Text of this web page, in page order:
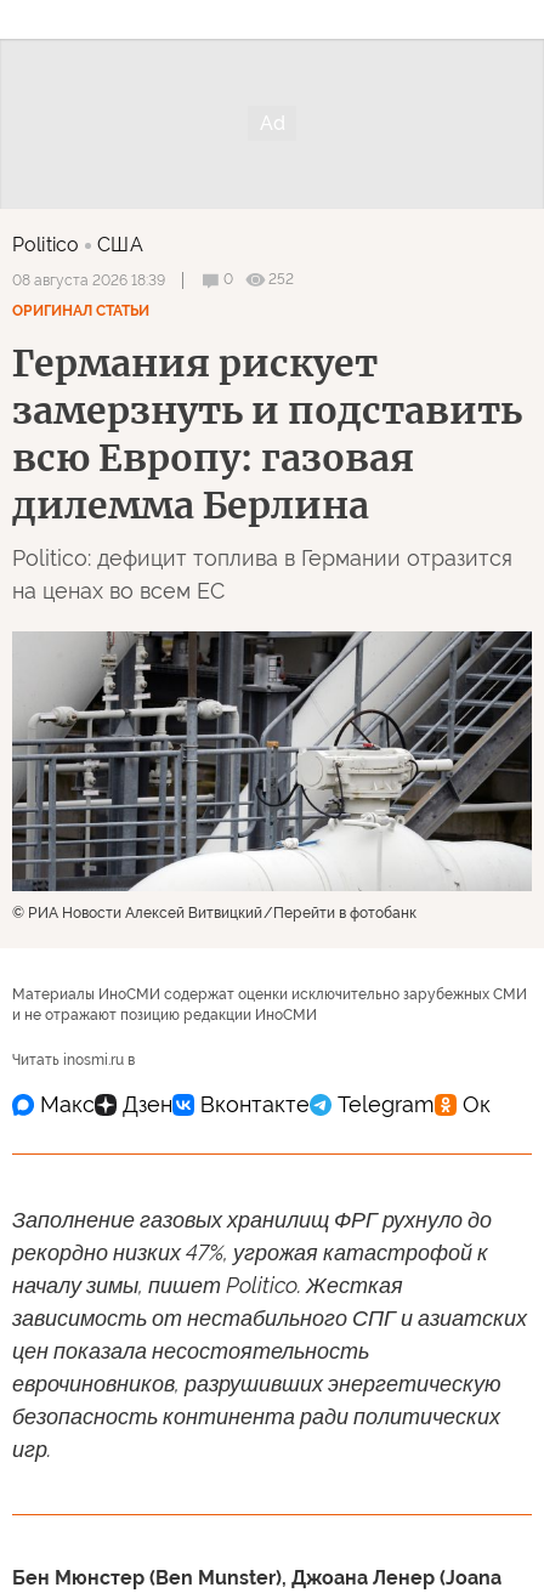
Politico США
08 августа 2026 18:39 0
252
ОРИГИНАЛ СТАТЬИ
Германия рискует
замерзнуть и подставить
всю Европу: газовая
дилемма Берлина
Politico: дефицит топлива в Германии отразится
на ценах во всем ЕС
© РИА Новости Алексей Витвицкий Перейти в фотобанк
Материалы ИноСМИ содержат оценки исключительно зарубежных СМИ
и не отражают позицию редакции ИноСМИ
Читать inosmi.ru в
Заполнение газовых хранилищ ФРГ рухнуло до
рекордно низких 47%, угрожая катастрофой к
началу зимы, пишет Politico. Жесткая
зависимость от нестабильного СПГ и азиатских
цен показала несостоятельность
еврочиновников, разрушивших энергетическую
безопасность континента ради политических
игр.
Бен Мюнстер (Ben Munster), Джоана Ленер (Joana